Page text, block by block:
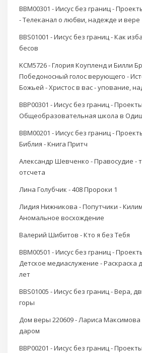
BBM00301 - Иисус без границ -
- Телеканал о любви, надежде и вере
BBS01001 - Иисус без границ - Как
бесов
KCM5726 - Глория Коупленд и Билли
Победоносный голос верующего -
Божьей - Христос в вас - упование,
BBP00301 - Иисус без границ -
Общеобразовательная школа в
BBM00201 - Иисус без границ -
Библия - Книга Притч
Александр Шевченко - Правосудие -
отсчета
Лина Голубчик - 408 Пророки 1
Лидия Нижникова - Попутчики -
Аномальное восхождение
Валерий Шибитов - Кто я без Тебя
BBM00501 - Иисус без границ -
Детское медиаслужение - Раскраска
лет
BBS01005 - Иисус без границ - Вера,
горы
Дом веры 220609 - Лариса
даром
BBP00201 - Иисус без границ -